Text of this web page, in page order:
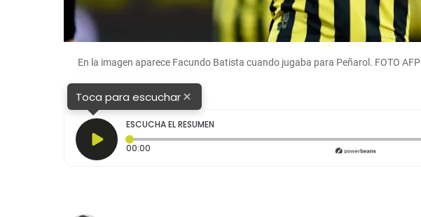
En la imagen aparece Facundo Batista cuando jugaba para Peñarol. FOTO AFP
Toca para escuchar×
ESCUCHA EL RESUMEN
00:00